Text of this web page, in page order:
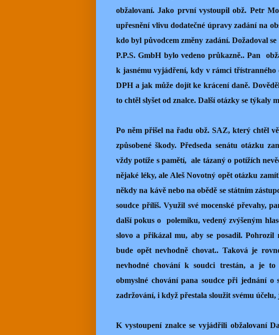
obžalovaní. Jako první vystoupil obž. Petr
upřesnění vlivu dodatečné úpravy zadání na
kdo byl původcem změny zadání. Dožadoval
P.P.S. GmbH bylo vedeno průkazně.. Pan
k jasnému vyjádření, kdy v rámci třístranného
DPH a jak může dojít ke krácení daně.
to chtěl slyšet od znalce. Další otázky se týkaly
Po něm přišel na řadu obž. SAZ, který chtěl
způsobené škody. Předseda senátu otázku
vždy potíže s pamětí, ale tázaný o potížích
nějaké léky, ale Aleš Novotný opět otázku
někdy na kávě nebo na obědě se státním
soudce příliš. Využil své mocenské převahy,
další pokus o
polemiku, vedený zvýšeným
slovo a přikázal mu, aby se posadil.
bude opět nevhodně chovat.. Taková je
nevhodné chování k soudci trestán, a je
obmyslné chování pana soudce při jednání
zadržování, i když přestala sloužit svému účelu,
K vystoupení znalce se vyjádřili obžalovaní